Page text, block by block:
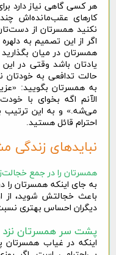
هر کسی گاهی نیاز دارد
کارهای عقب‌مانده‌اش
نکنید همسرتان از
اگر از این تصمیم به دلهره
همسرتان در میان
یادتان باشد وقتی در
حالت تدافعی به خودتان
به همسرتان بگویید:
الآنم اگه بخوای با
می‌شه.» و به این ترتیب
احترام قائل هستید.
نبایدهای زندگی
همسرتان را در جمع
به جای اینکه همسرتان را
باعث خجالتش شوید، از
دیگران احساس بهتری
پشت سر همسرتان نزد
اینکه در غیاب